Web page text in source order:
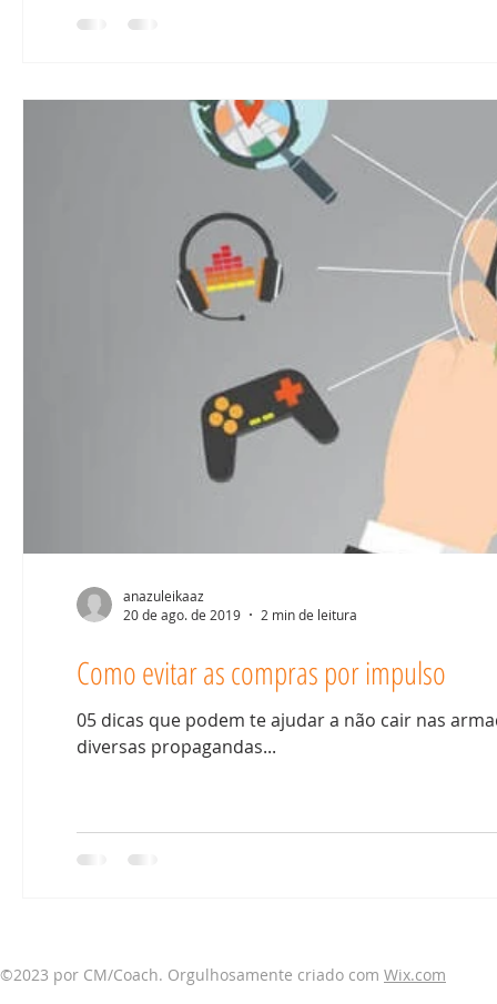
Como evitar as compras por impulso
05 dicas que podem te ajudar a não cair nas
diversas propagandas...
anazuleikaaz
20 de ago. de 2019
2 min de leitura
©2023 por CM/Coach. Orgulhosamente criado com Wix.com